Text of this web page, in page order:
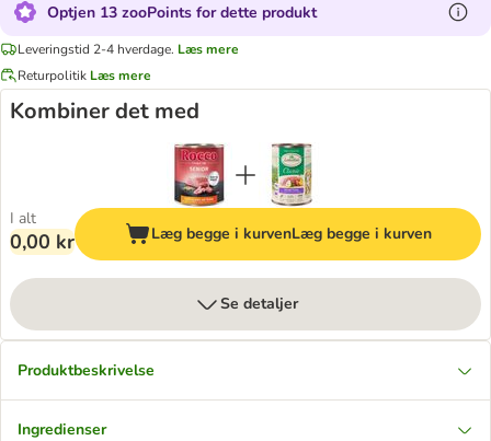
Optjen 13 zooPoints for dette produkt
Leveringstid 2-4 hverdage. Læs mere
Returpolitik Læs mere
Kombiner det med
I alt
0,00 kr Læg begge i kurvenLæg begge i kurven
Se detaljer
Produktbeskrivelse
Ingredienser